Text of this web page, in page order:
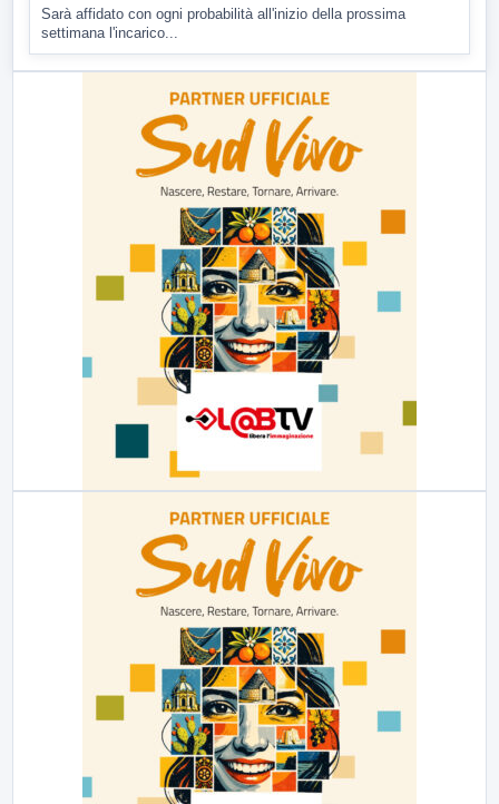
Sarà affidato con ogni probabilità all'inizio della prossima
settimana l'incarico...